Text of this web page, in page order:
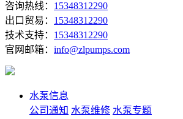
咨询热线： 15348312290
出口贸易： 15348312290
技术支持： 15348312290
官网邮箱： info@zlpumps.com
水泵信息
公司通知 水泵维修 水泵专题